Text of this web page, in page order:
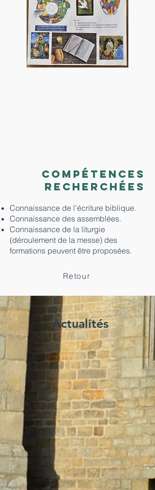
Compétences
recherchées
Connaissance de l’écriture biblique.
Connaissance des assemblées.
Connaissance de la liturgie
(déroulement de la messe) des
formations peuvent être proposées.
Retour
Actualités